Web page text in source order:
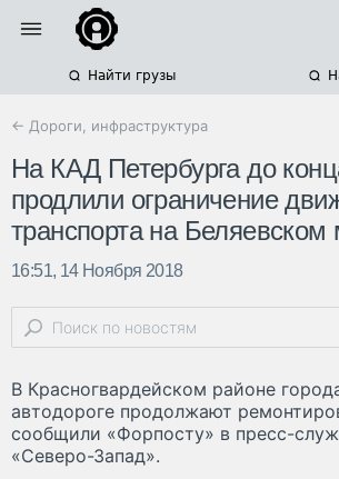
Найти грузы
← Дороги, инфраструктура
На КАД Петербурга до
продлили ограничение
транспорта на Беляевском
16:51, 14 Ноября 2018
В Красногвардейском районе
автодороге продолжают
сообщили «Форпосту» в пресс-
«Северо-Запад».